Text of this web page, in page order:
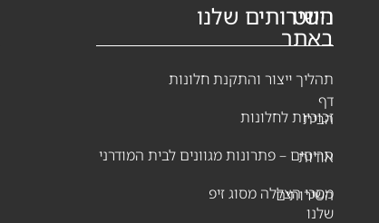
ניווט
באתר
דף
הבית
אודות
השירותים
שלנו
השירותים שלנו
תהליך ייצור והתקנת חלונות
זכוכיות לחלונות
תריסים – פתרונות מגוונים לבית המודרני
מסכי הצללה מסוג זיפ